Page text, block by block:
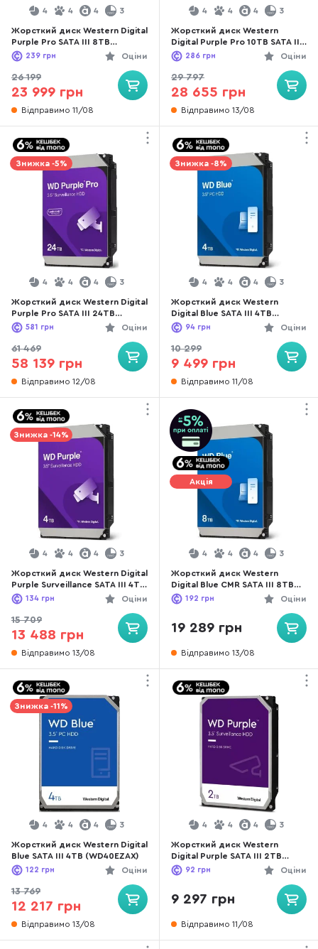
4 4 4 3
Жорсткий диск Western Digital
Purple Pro SATA III 8TB
(WD8002PURP)
Оціни
239 грн
26 199
23 999 грн
Відправимо 11/08
4 4 4 3
Жорсткий диск Western
Digital Purple Pro 10TB SATA III
(WD102PURP)
Оціни
286 грн
29 797
28 655 грн
Відправимо 13/08
Знижка -5%
4 4 4 3
Жорсткий диск Western Digital
Purple Pro SATA III 24TB
(WD240PURP)
Оціни
581 грн
61 469
58 139 грн
Відправимо 12/08
Знижка -8%
4 4 4 3
Жорсткий диск Western
Digital Blue SATA III 4TB
(WD40EZZX)
Оціни
94 грн
10 299
9 499 грн
Відправимо 11/08
Знижка -14%
4 4 4 3
Жорсткий диск Western Digital
Purple Surveillance SATA III 4TB
(WD44PURZ)
Оціни
134 грн
15 709
13 488 грн
Відправимо 13/08
Акція
4 4 4 3
Жорсткий диск Western
Digital Blue CMR SATA III 8TB
(WD80EAAZ)
Оціни
192 грн
19 289 грн
Відправимо 13/08
Знижка -11%
4 4 4 3
Жорсткий диск Western Digital
Blue SATA III 4TB (WD40EZAX)
Оціни
122 грн
13 769
12 217 грн
Відправимо 13/08
4 4 4 3
Жорсткий диск Western
Digital Purple SATA III 2TB
(WD23PURZ)
Оціни
92 грн
9 297 грн
Відправимо 11/08